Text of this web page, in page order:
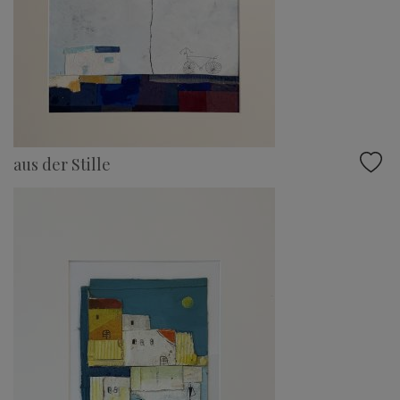
aus der Stille